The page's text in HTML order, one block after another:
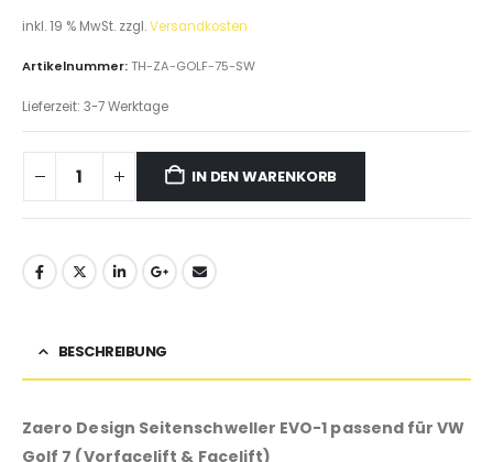
inkl. 19 % MwSt. zzgl.Versandkosten
Artikelnummer:TH-ZA-GOLF-75-SW
Lieferzeit: 3-7 Werktage
IN DEN WARENKORB
BESCHREIBUNG
Zaero Design Seitenschweller EVO-1 passend für VW
Golf 7 (Vorfacelift & Facelift)